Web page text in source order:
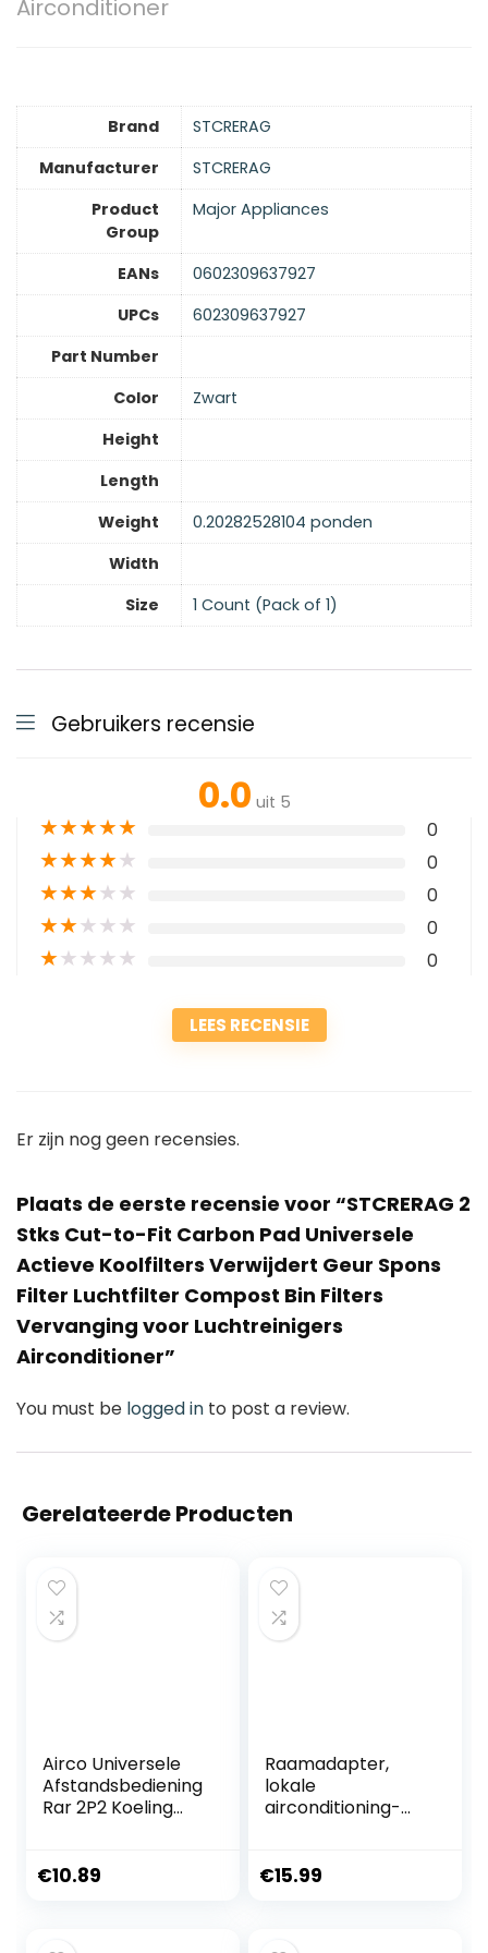
Airconditioner
Brand
STCRERAG
Manufacturer
STCRERAG
Product
Group
Major Appliances
EANs
0602309637927
UPCs
602309637927
Part Number
Color
Zwart
Height
Length
Weight
0.20282528104 ponden
Width
Size
‎1 Count (Pack of 1)
Gebruikers recensie
0.0 uit 5
★★★★★ 0
★★★★★ 0
★★★★★ 0
★★★★★ 0
★★★★★ 0
LEES RECENSIE
Er zijn nog geen recensies.
Plaats de eerste recensie voor “STCRERAG 2
Stks Cut-to-Fit Carbon Pad Universele
Actieve Koolfilters Verwijdert Geur Spons
Filter Luchtfilter Compost Bin Filters
Vervanging voor Luchtreinigers
Airconditioner”
You must be logged in to post a review.
Gerelateerde Producten
Airco Universele
Afstandsbediening
Rar 2P2 Koeling
Voor Rar 2A1 Rar
€10.89
Raamadapter,
lokale
airconditioning-
set
€15.99